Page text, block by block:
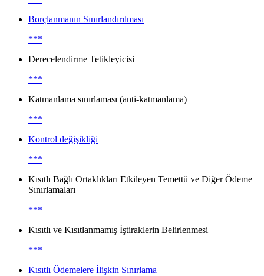
Borçlanmanın Sınırlandırılması
***
Derecelendirme Tetikleyicisi
***
Katmanlama sınırlaması (anti-katmanlama)
***
Kontrol değişikliği
***
Kısıtlı Bağlı Ortaklıkları Etkileyen Temettü ve Diğer Ödeme
Sınırlamaları
***
Kısıtlı ve Kısıtlanmamış İştiraklerin Belirlenmesi
***
Kısıtlı Ödemelere İlişkin Sınırlama